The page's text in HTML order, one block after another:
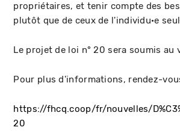
propriétaires, et tenir compte des
plutôt que de ceux de l'individu·e
Le projet de loi n° 20 sera soumis au
Pour plus d'informations, rendez-
https://fhcq.coop/fr/nouvelles/
20